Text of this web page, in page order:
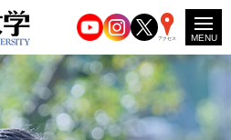
アクセス MENU